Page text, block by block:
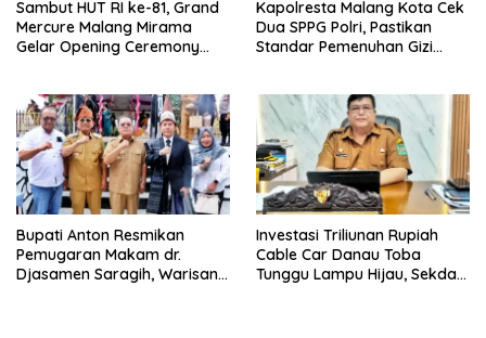
Sambut HUT RI ke-81, Grand
Mercure Malang Mirama
Gelar Opening Ceremony
Kapolresta Malang Kota Cek
Dua SPPG Polri, Pastikan
Standar Pemenuhan Gizi
Bupati Anton Resmikan
Pemugaran Makam dr.
Djasamen Saragih, Warisan
Investasi Triliunan Rupiah
Cable Car Danau Toba
Tunggu Lampu Hijau, Sekda